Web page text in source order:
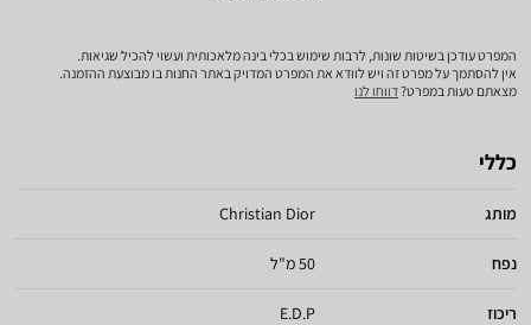
המפרט עודכן בשיטות שונות, לרבות שימוש בכלי בינה מלאכותית ועשוי להכיל שגיאות.
אין להסתמך על מפרט זה ויש לוודא את המפרט המדויק באתר החנות בו מבוצעת ההזמנה.
מצאתם טעות במפרט?דווחו לנו
כללי
מותג Christian Dior
נפח 50 מ"ל
ריכוז E.D.P